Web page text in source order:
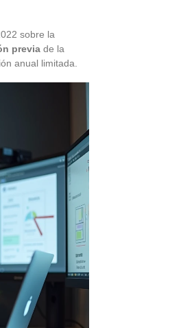
sobre la
previa de la
anual limitada.